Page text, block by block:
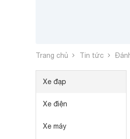
Trang chủ Tin tức
Xe đạp
Xe điện
Xe máy